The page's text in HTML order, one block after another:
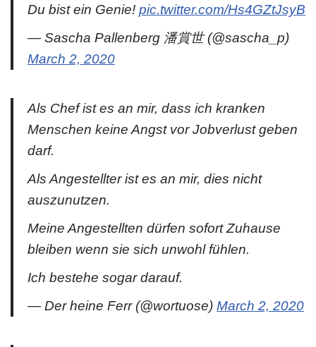
Du bist ein Genie! pic.twitter.com/Hs4GZtJsyB
— Sascha Pallenberg 潘賞世 (@sascha_p)
March 2, 2020
Als Chef ist es an mir, dass ich kranken
Menschen keine Angst vor Jobverlust geben
darf.
Als Angestellter ist es an mir, dies nicht
auszunutzen.
Meine Angestellten dürfen sofort Zuhause
bleiben wenn sie sich unwohl fühlen.
Ich bestehe sogar darauf.
— Der heine Ferr (@wortuose) March 2, 2020